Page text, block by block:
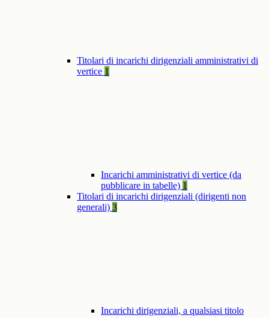
Titolari di incarichi dirigenziali amministrativi di
vertice 1
Incarichi amministrativi di vertice (da
pubblicare in tabelle) 1
Titolari di incarichi dirigenziali (dirigenti non
generali) 3
Incarichi dirigenziali, a qualsiasi titolo